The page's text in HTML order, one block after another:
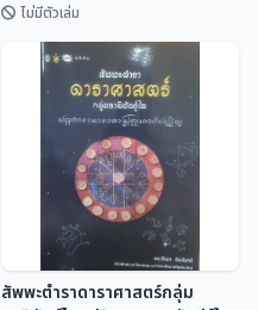
พจนานุกรมคำจารึกล้านนา
Dictionary of Lan Na
Inscriptional Vocabulary
อรุณรัตน์ วิเชียรเขี...
ไม่มีตัวเล่ม
สัพพะตำราดาราศาสตร์กลุ่ม